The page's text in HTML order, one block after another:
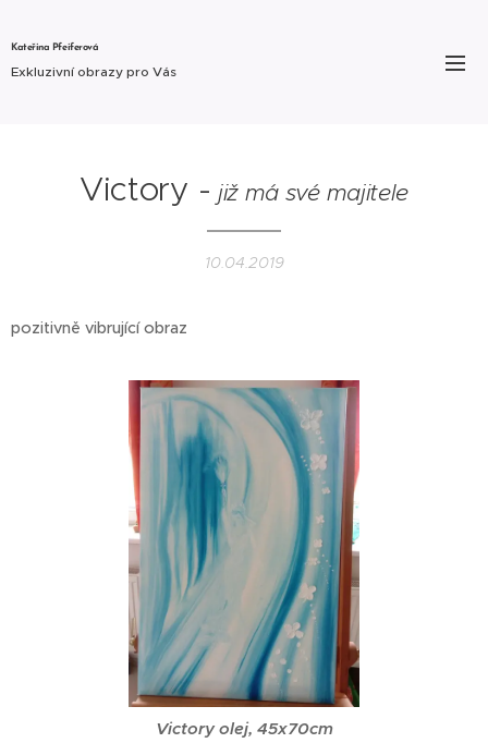
Kateřina Pfeiferová
Exkluzivní obrazy pro Vás
Victory - již má své majitele
10.04.2019
pozitivně vibrující obraz
Victory olej, 45x70cm